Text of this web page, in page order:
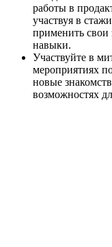
работы в
участвуя в
применить свои
навыки.
Участвуйте в
мероприятиях
новые
возможностях